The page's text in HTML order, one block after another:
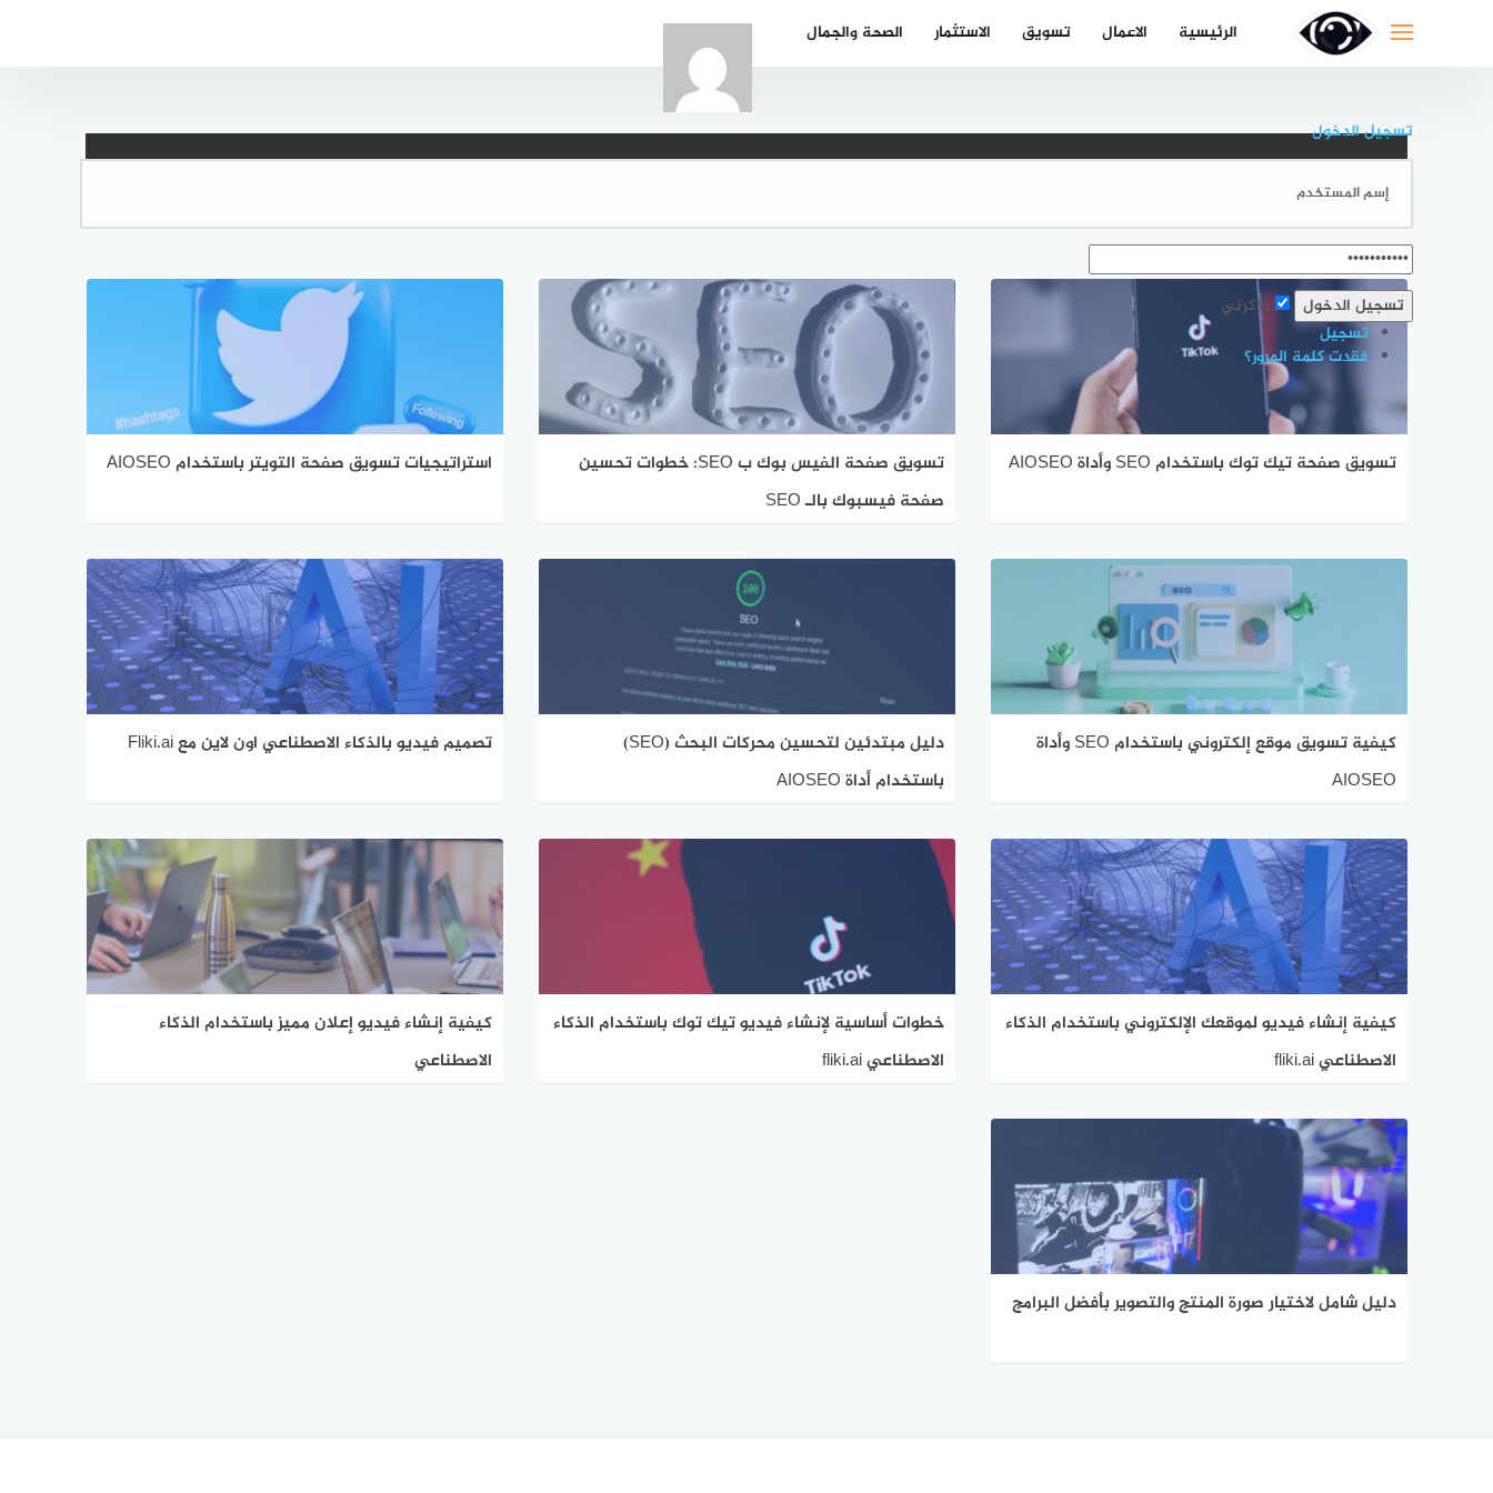
الرئيسية الاعمال تسويق الاستثمار الصحة والجمال
تسجيل الدخول
تذكرني
تسجيل
فقدت كلمة المرور؟
التصنيف:تسويق الالكتروني
تسويق صفحة تيك توك باستخدام SEO وأداة AIOSEO
تسويق صفحة الفيس بوك ب SEO: خطوات تحسين
صفحة فيسبوك بالـ SEO
استراتيجيات تسويق صفحة التويتر باستخدام AIOSEO
كيفية تسويق موقع إلكتروني باستخدام SEO وأداة
AIOSEO
دليل مبتدئين لتحسين محركات البحث (SEO)
باستخدام أداة AIOSEO
تصميم فيديو بالذكاء الاصطناعي اون لاين مع Fliki.ai
كيفية إنشاء فيديو لموقعك الإلكتروني باستخدام الذكاء
الاصطناعي fliki.ai
خطوات أساسية لإنشاء فيديو تيك توك باستخدام الذكاء
الاصطناعي fliki.ai
كيفية إنشاء فيديو إعلان مميز باستخدام الذكاء
الاصطناعي
دليل شامل لاختيار صورة المنتج والتصوير بأفضل البرامج